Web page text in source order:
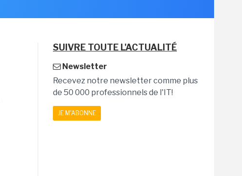
SUIVRE TOUTE L'ACTUALITÉ
Newsletter
Recevez notre newsletter comme plus
de 50 000 professionnels de l'IT!
JE M'ABONNE